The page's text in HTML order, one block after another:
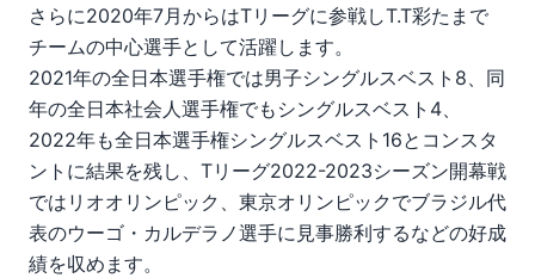
さらに2020年7月からはTリーグに参戦しT.T彩たまで
チームの中心選手として活躍します。
2021年の全日本選手権では男子シングルスベスト8、同
年の全日本社会人選手権でもシングルスベスト4、
2022年も全日本選手権シングルスベスト16とコンスタ
ントに結果を残し、Tリーグ2022-2023シーズン開幕戦
ではリオオリンピック、東京オリンピックでブラジル代
表のウーゴ・カルデラノ選手に見事勝利するなどの好成
績を収めます。